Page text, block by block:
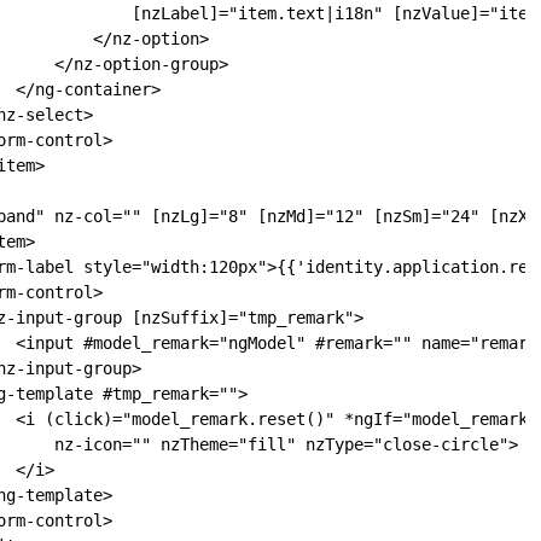
[nzLabel]="item.text|i18n"
</nz-option>
</nz-option-group>
</ng-container>
select>
control>
nz-col="" [nzLg]="8" [nzMd]="12" [nzSm]="24"
label
control>
input-group [nzSuffix]="tmp_remark">
<input #model_remark="ngModel" #remark=""
input-group>
template #tmp_remark="">
<i (click)="model_remark.reset()"
nz-icon="" nzTheme="fill" nzType="close-circle">
</i>
template>
control>